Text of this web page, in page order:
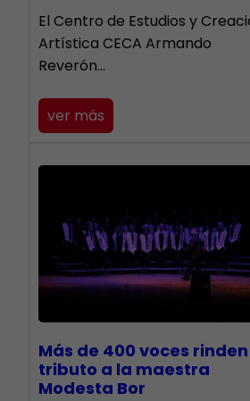
El Centro de Estudios y
Artística CECA Armando
Reverón…
ver más
Más de 400 voces rinden
tributo a la maestra
Modesta Bor